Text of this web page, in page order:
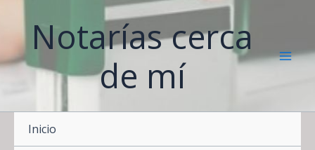
contenidoNotarías cerca
de mí
Inicio